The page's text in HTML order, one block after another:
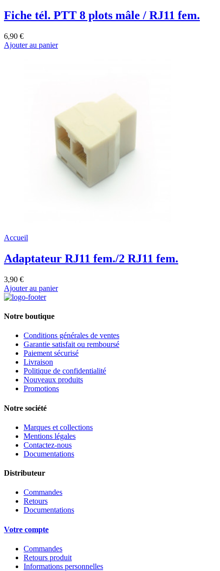
Fiche tél. PTT 8 plots mâle / RJ11 fem.
6,90 €
Ajouter au panier
Accueil
Adaptateur RJ11 fem./2 RJ11 fem.
3,90 €
Ajouter au panier
Notre boutique
Conditions générales de ventes
Garantie satisfait ou remboursé
Paiement sécurisé
Livraison
Politique de confidentialité
Nouveaux produits
Promotions
Notre société
Marques et collections
Mentions légales
Contactez-nous
Documentations
Distributeur
Commandes
Retours
Documentations
Votre compte
Commandes
Retours produit
Informations personnelles